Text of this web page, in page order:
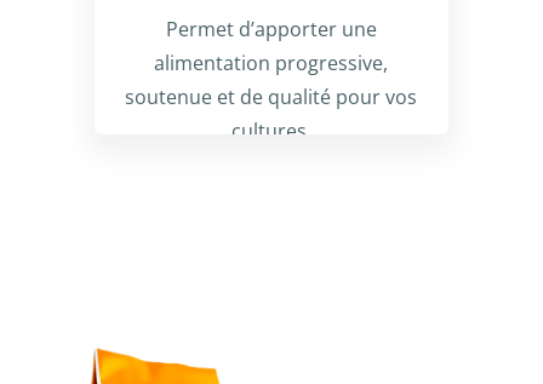
Permet d’apporter une
alimentation progressive,
soutenue et de qualité pour vos
cultures.